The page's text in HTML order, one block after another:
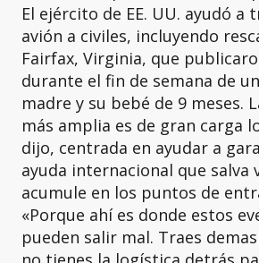
El ejército de EE. UU. ayudó
avión a civiles, incluyendo
Fairfax, Virginia, que
durante el fin de semana de
madre y su bebé de 9 meses.
más amplia es de gran carga
dijo, centrada en ayudar a
ayuda internacional que salva
acumule en los puntos de
«Porque ahí es donde estos
pueden salir mal. Traes